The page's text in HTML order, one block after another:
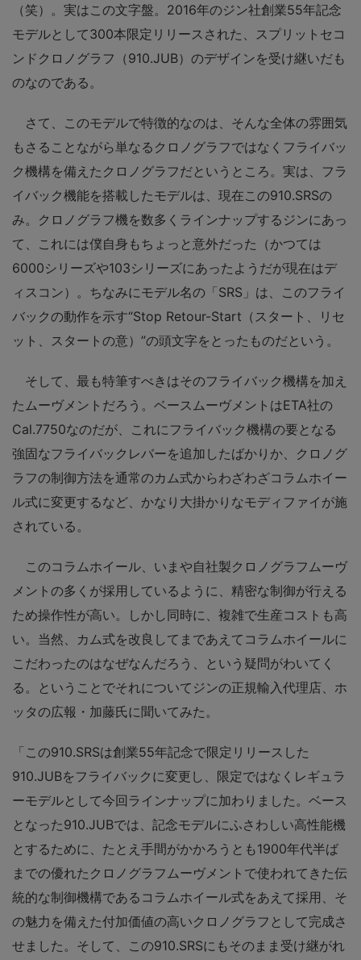
（笑）。実はこの文字盤。2016年のジン社創業55年記念
モデルとして300本限定リリースされた、スプリットセコ
ンドクロノグラフ（910.JUB）のデザインを受け継いだも
のなのである。
さて、このモデルで特徴的なのは、そんな全体の雰囲気
もさることながら単なるクロノグラフではなくフライバッ
ク機構を備えたクロノグラフだというところ。実は、フラ
イバック機能を搭載したモデルは、現在この910.SRSの
み。クロノグラフ機を数多くラインナップするジンにあっ
て、これには僕自身もちょっと意外だった（かつては
6000シリーズや103シリーズにあったようだが現在はデ
ィスコン）。ちなみにモデル名の「SRS」は、このフライ
バックの動作を示す“Stop Retour-Start（スタート、リセ
ット、スタートの意）”の頭文字をとったものだという。
そして、最も特筆すべきはそのフライバック機構を加え
たムーヴメントだろう。ベースムーヴメントはETA社の
Cal.7750なのだが、これにフライバック機構の要となる
強固なフライバックレバーを追加したばかりか、クロノグ
ラフの制御方法を通常のカム式からわざわざコラムホイー
ル式に変更するなど、かなり大掛かりなモディファイが施
されている。
このコラムホイール、いまや自社製クロノグラフムーヴ
メントの多くが採用しているように、精密な制御が行える
ため操作性が高い。しかし同時に、複雑で生産コストも高
い。当然、カム式を改良してまであえてコラムホイールに
こだわったのはなぜなんだろう、という疑問がわいてく
る。ということでそれについてジンの正規輸入代理店、ホ
ッタの広報・加藤氏に聞いてみた。
「この910.SRSは創業55年記念で限定リリースした
910.JUBをフライバックに変更し、限定ではなくレギュラ
ーモデルとして今回ラインナップに加わりました。ベース
となった910.JUBでは、記念モデルにふさわしい高性能機
とするために、たとえ手間がかかろうとも1900年代半ば
までの優れたクロノグラフムーヴメントで使われてきた伝
統的な制御機構であるコラムホイール式をあえて採用、そ
の魅力を備えた付加価値の高いクロノグラフとして完成さ
せました。そして、この910.SRSにもそのまま受け継がれ